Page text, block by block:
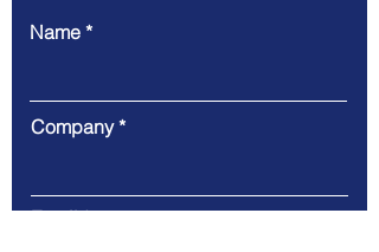
Name
Company
Email